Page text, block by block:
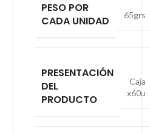
PESO POR
CADA UNIDAD
65grs
PRESENTACIÓN
DEL
PRODUCTO
Caja
x60u